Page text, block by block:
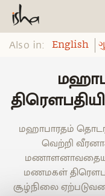
Also in: English
மஹாபாரதம்
வெற்றி
மணமகள்
சூழ்நிலை